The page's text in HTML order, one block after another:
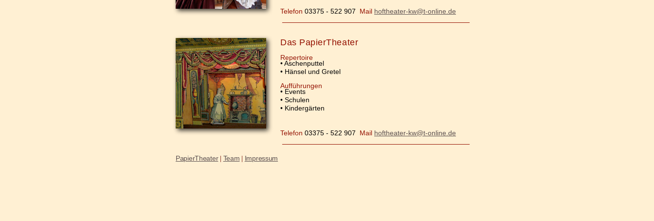
Telefon 03375 - 522 907 Mail hoftheater-kw@t-online.de
Das PapierTheater
Repertoire
• Aschenputtel
• Hänsel und Gretel
Aufführungen
• Events
• Schulen
• Kindergärten
Telefon 03375 - 522 907 Mail hoftheater-kw@t-online.de
PapierTheater Team Impressum